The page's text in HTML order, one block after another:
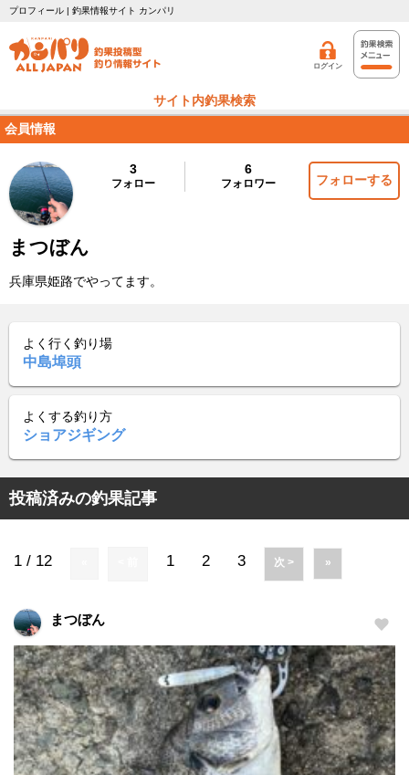
プロフィール | 釣果情報サイト カンパリ
ログイン
サイト内釣果検索
会員情報
3
フォロー
6
フォロワー フォローする
まつぼん
兵庫県姫路でやってます。
よく行く釣り場
中島埠頭
よくする釣り方
ショアジギング
投稿済みの釣果記事
1 / 12 1 2 3 次 > »
まつぼん